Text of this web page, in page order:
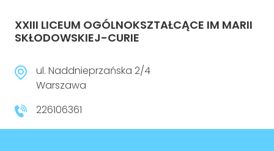
XXIII LICEUM OGÓLNOKSZTAŁCĄCE IM MARII
SKŁODOWSKIEJ-CURIE
ul. Naddnieprzańska 2/4
Warszawa
226106361